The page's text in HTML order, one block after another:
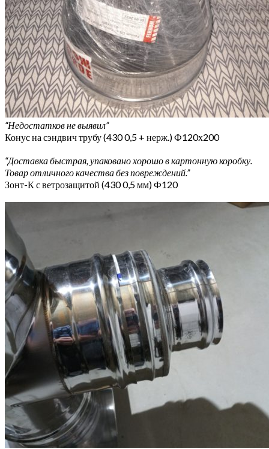
“Недостатков не выявил”
Конус на сэндвич трубу (430 0,5 + нерж.) Ф120х200
“Доставка быстрая, упаковано хорошо в картонную коробку.
Товар отличного качества без повреждений.”
Зонт-К с ветрозащитой (430 0,5 мм) Ф120